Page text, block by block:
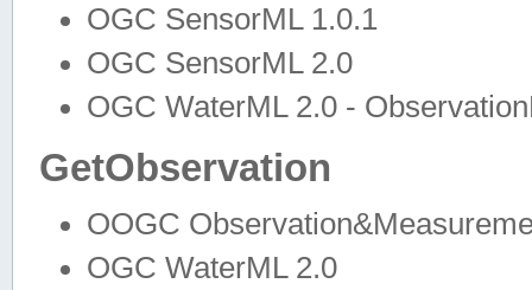
OGC SensorML 1.0.1
OGC SensorML 2.0
OGC WaterML 2.0 -
GetObservation
OOGC
OGC WaterML 2.0